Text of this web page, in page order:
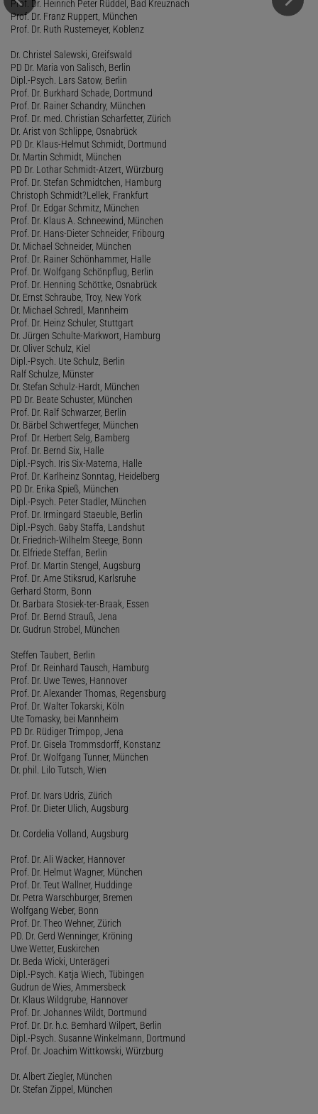
Prof. Dr. Heinrich Peter Rüddel, Bad Kreuznach
Prof. Dr. Franz Ruppert, München
Prof. Dr. Ruth Rustemeyer, Koblenz
Dr. Christel Salewski, Greifswald
PD Dr. Maria von Salisch, Berlin
Dipl.-Psych. Lars Satow, Berlin
Prof. Dr. Burkhard Schade, Dortmund
Prof. Dr. Rainer Schandry, München
Prof. Dr. med. Christian Scharfetter, Zürich
Dr. Arist von Schlippe, Osnabrück
PD Dr. Klaus-Helmut Schmidt, Dortmund
Dr. Martin Schmidt, München
PD Dr. Lothar Schmidt-Atzert, Würzburg
Prof. Dr. Stefan Schmidtchen, Hamburg
Christoph Schmidt?Lellek, Frankfurt
Prof. Dr. Edgar Schmitz, München
Prof. Dr. Klaus A. Schneewind, München
Prof. Dr. Hans-Dieter Schneider, Fribourg
Dr. Michael Schneider, München
Prof. Dr. Rainer Schönhammer, Halle
Prof. Dr. Wolfgang Schönpflug, Berlin
Prof. Dr. Henning Schöttke, Osnabrück
Dr. Ernst Schraube, Troy, New York
Dr. Michael Schredl, Mannheim
Prof. Dr. Heinz Schuler, Stuttgart
Dr. Jürgen Schulte-Markwort, Hamburg
Dr. Oliver Schulz, Kiel
Dipl.-Psych. Ute Schulz, Berlin
Ralf Schulze, Münster
Dr. Stefan Schulz-Hardt, München
PD Dr. Beate Schuster, München
Prof. Dr. Ralf Schwarzer, Berlin
Dr. Bärbel Schwertfeger, München
Prof. Dr. Herbert Selg, Bamberg
Prof. Dr. Bernd Six, Halle
Dipl.-Psych. Iris Six-Materna, Halle
Prof. Dr. Karlheinz Sonntag, Heidelberg
PD Dr. Erika Spieß, München
Dipl.-Psych. Peter Stadler, München
Prof. Dr. Irmingard Staeuble, Berlin
Dipl.-Psych. Gaby Staffa, Landshut
Dr. Friedrich-Wilhelm Steege, Bonn
Dr. Elfriede Steffan, Berlin
Prof. Dr. Martin Stengel, Augsburg
Prof. Dr. Arne Stiksrud, Karlsruhe
Gerhard Storm, Bonn
Dr. Barbara Stosiek-ter-Braak, Essen
Prof. Dr. Bernd Strauß, Jena
Dr. Gudrun Strobel, München
Steffen Taubert, Berlin
Prof. Dr. Reinhard Tausch, Hamburg
Prof. Dr. Uwe Tewes, Hannover
Prof. Dr. Alexander Thomas, Regensburg
Prof. Dr. Walter Tokarski, Köln
Ute Tomasky, bei Mannheim
PD Dr. Rüdiger Trimpop, Jena
Prof. Dr. Gisela Trommsdorff, Konstanz
Prof. Dr. Wolfgang Tunner, München
Dr. phil. Lilo Tutsch, Wien
Prof. Dr. Ivars Udris, Zürich
Prof. Dr. Dieter Ulich, Augsburg
Dr. Cordelia Volland, Augsburg
Prof. Dr. Ali Wacker, Hannover
Prof. Dr. Helmut Wagner, München
Prof. Dr. Teut Wallner, Huddinge
Dr. Petra Warschburger, Bremen
Wolfgang Weber, Bonn
Prof. Dr. Theo Wehner, Zürich
PD. Dr. Gerd Wenninger, Kröning
Uwe Wetter, Euskirchen
Dr. Beda Wicki, Unterägeri
Dipl.-Psych. Katja Wiech, Tübingen
Gudrun de Wies, Ammersbeck
Dr. Klaus Wildgrube, Hannover
Prof. Dr. Johannes Wildt, Dortmund
Prof. Dr. Dr. h.c. Bernhard Wilpert, Berlin
Dipl.-Psych. Susanne Winkelmann, Dortmund
Prof. Dr. Joachim Wittkowski, Würzburg
Dr. Albert Ziegler, München
Dr. Stefan Zippel, München